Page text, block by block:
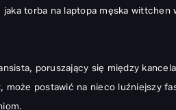
torba na laptopa męska
poruszający się między
postawić na nieco luźniejszy